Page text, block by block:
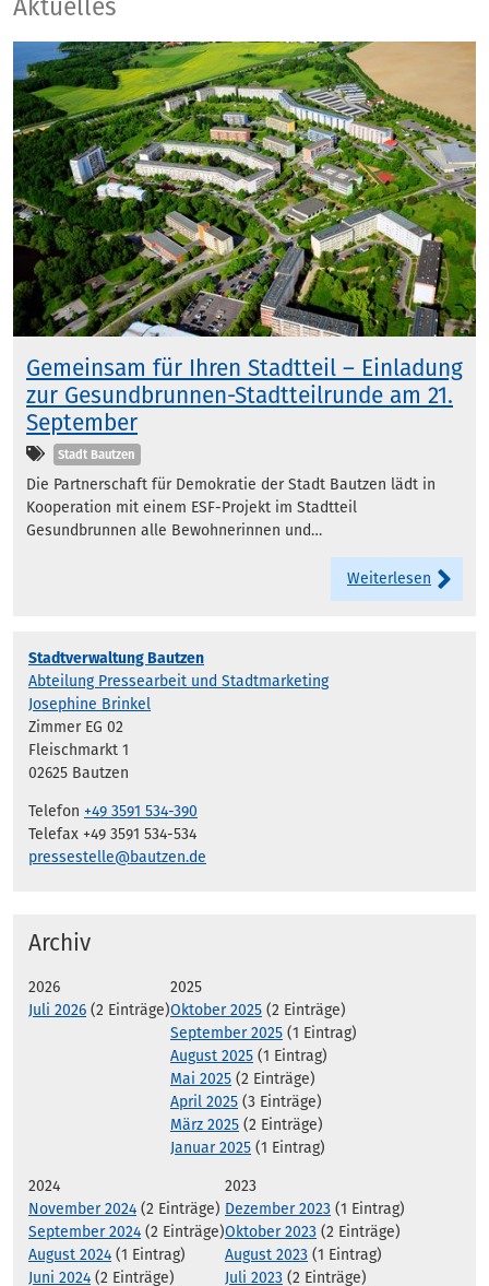
Aktuelles
Gemeinsam für Ihren Stadtteil – Einladung
zur Gesundbrunnen-Stadtteilrunde am 21.
September
Kategorien
Stadt Bautzen
Die Partnerschaft für Demokratie der Stadt Bautzen lädt in
Kooperation mit einem ESF-Projekt im Stadtteil
Gesundbrunnen alle Bewohnerinnen und…
Weiterlesen
Stadtverwaltung Bautzen
Abteilung Pressearbeit und Stadtmarketing
Josephine Brinkel
Zimmer EG 02
Fleischmarkt 1
02625 Bautzen
Telefon +49 3591 534-390
Telefax +49 3591 534-534
pressestelle@bautzen.de
Archiv
2026
Juli 2026 (2 Einträge)
2025
Oktober 2025 (2 Einträge)
September 2025 (1 Eintrag)
August 2025 (1 Eintrag)
Mai 2025 (2 Einträge)
April 2025 (3 Einträge)
März 2025 (2 Einträge)
Januar 2025 (1 Eintrag)
2024
November 2024 (2 Einträge)
September 2024 (2 Einträge)
August 2024 (1 Eintrag)
Juni 2024 (2 Einträge)
2023
Dezember 2023 (1 Eintrag)
Oktober 2023 (2 Einträge)
August 2023 (1 Eintrag)
Juli 2023 (2 Einträge)